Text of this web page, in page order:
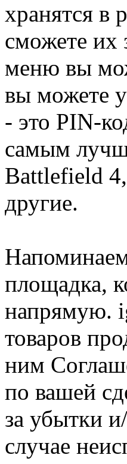
хранятся в
сможете их
меню вы
вы можете
- это PIN-
самым
Battlefield
другие.
площадка,
напрямую.
товаров
ним
по вашей
за убытки
случае